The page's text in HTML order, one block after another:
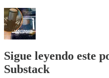
Sigue leyendo este
Substack